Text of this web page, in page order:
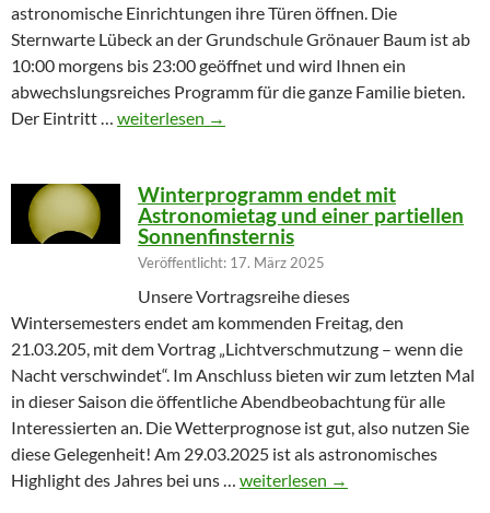
astronomische Einrichtungen ihre Türen öffnen. Die
Sternwarte Lübeck an der Grundschule Grönauer Baum ist ab
10:00 morgens bis 23:00 geöffnet und wird Ihnen ein
abwechslungsreiches Programm für die ganze Familie bieten.
Der Eintritt … Partielle Sonnenfinsternis am Tag der
weiterlesen →
Winterprogramm endet mit
Astronomietag und einer partiellen
Sonnenfinsternis
Veröffentlicht: 17. März 2025
Unsere Vortragsreihe dieses
Wintersemesters endet am kommenden Freitag, den
21.03.205, mit dem Vortrag „Lichtverschmutzung – wenn die
Nacht verschwindet“. Im Anschluss bieten wir zum letzten Mal
in dieser Saison die öffentliche Abendbeobachtung für alle
Interessierten an. Die Wetterprognose ist gut, also nutzen Sie
diese Gelegenheit! Am 29.03.2025 ist als astronomisches
Highlight des Jahres bei uns … Winterprogramm endet mit
weiterlesen →